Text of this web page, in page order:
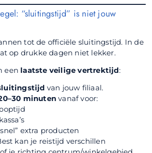
“sluitingstijd” is niet jouw
tot de officiële sluitingstijd. In de
op drukke dagen niet lekker.
een laatste veilige vertrektijd:
van jouw filiaal.
minuten vanaf voor:
extra producten
kan je reistijd verschillen